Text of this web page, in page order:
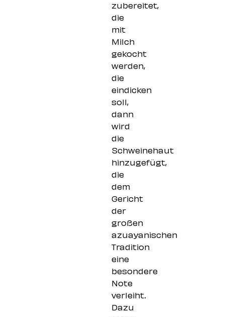
zubereitet,
die
mit
Milch
gekocht
werden,
die
eindicken
soll,
dann
wird
die
Schweinehaut
hinzugefügt,
die
dem
Gericht
der
großen
azuayanischen
Tradition
eine
besondere
Note
verleiht.
Dazu